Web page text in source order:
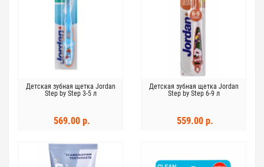
Детская зубная щетка Jordan
Step by Step 3-5 л
569.00 р.
Детская зубная щетка Jordan
Step by Step 6-9 л
559.00 р.